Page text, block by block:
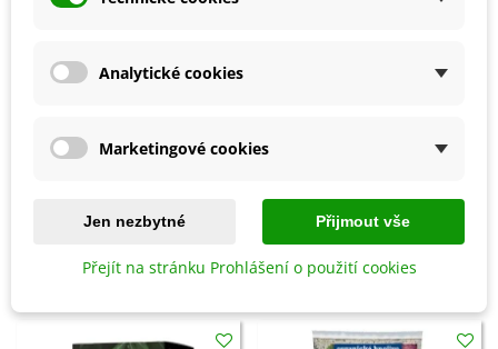
Rostlině bude vyhovovat použití mykorhizy,
kravským hnojem.
Detaily produktu
SOUVISEJÍCÍ PRODUKTY
Analytické cookies
Marketingové cookies
Jen nezbytné Přijmout vše
Přejít na stránku Prohlášení o použití cookies